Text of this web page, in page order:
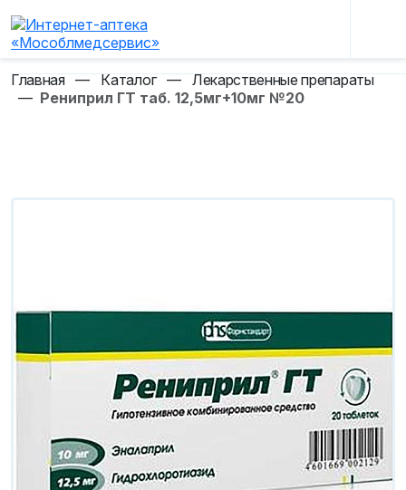
Главная — Каталог — Лекарственные препараты
— Рениприл ГТ таб. 12,5мг+10мг №20